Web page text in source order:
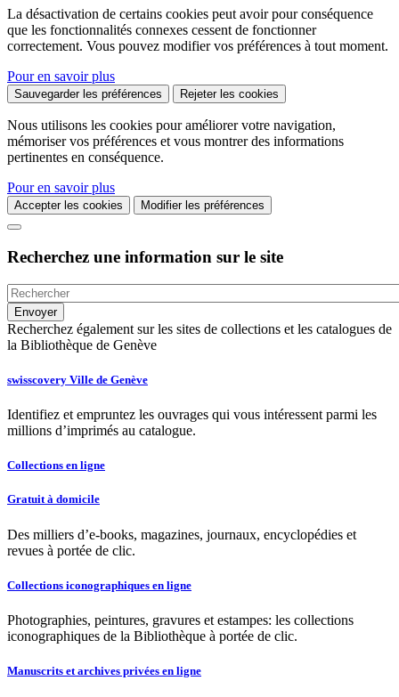
La désactivation de certains cookies peut avoir pour conséquence
que les fonctionnalités connexes cessent de fonctionner
correctement. Vous pouvez modifier vos préférences à tout moment.
Pour en savoir plus
Sauvegarder les préférences Rejeter les cookies
Nous utilisons les cookies pour améliorer votre navigation,
mémoriser vos préférences et vous montrer des informations
pertinentes en conséquence.
Pour en savoir plus
Accepter les cookies Modifier les préférences
Recherchez une information sur le site
Recherchez également sur les sites de collections et les catalogues de
la Bibliothèque de Genève
swisscovery Ville de Genève
Identifiez et empruntez les ouvrages qui vous intéressent parmi les
millions d’imprimés au catalogue.
Collections en ligne
Gratuit à domicile
Des milliers d’e-books, magazines, journaux, encyclopédies et
revues à portée de clic.
Collections iconographiques en ligne
Photographies, peintures, gravures et estampes: les collections
iconographiques de la Bibliothèque à portée de clic.
Manuscrits et archives privées en ligne